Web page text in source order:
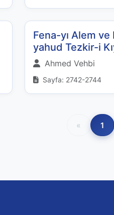
Fena-yı Alem
yahud Tezkir-i
Ahmed Vehbi
Sayfa: 2742-2744
« 1